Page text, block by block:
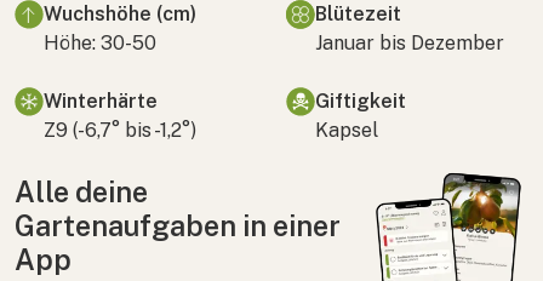
Wuchshöhe (cm)
Höhe: 30-50
Blütezeit
Januar bis Dezember
Winterhärte
Z9 (-6,7° bis -1,2°)
Giftigkeit
Kapsel
Alle deine
Gartenaufgaben in einer
App